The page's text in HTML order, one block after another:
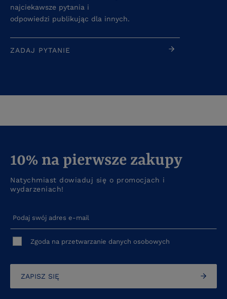
najciekawsze pytania i
odpowiedzi publikując dla innych.
ZADAJ PYTANIE
10% na pierwsze zakupy
Natychmiast dowiaduj się o promocjach i
wydarzeniach!
Podaj swój adres e-mail
Zgoda na przetwarzanie danych osobowych
ZAPISZ SIĘ